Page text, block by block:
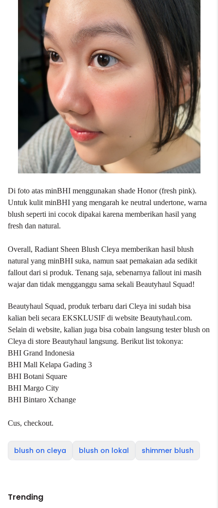
Di foto atas minBHI menggunakan shade Honor (fresh pink).
Untuk kulit minBHI yang mengarah ke neutral undertone, warna
blush seperti ini cocok dipakai karena memberikan hasil yang
fresh dan natural.
Overall, Radiant Sheen Blush Cleya memberikan hasil blush
natural yang minBHI suka, namun saat pemakaian ada sedikit
fallout dari si produk. Tenang saja, sebenarnya fallout ini masih
wajar dan tidak mengganggu sama sekali Beautyhaul Squad!
Beautyhaul Squad, produk terbaru dari Cleya ini sudah bisa
kalian beli secara EKSKLUSIF di website Beautyhaul.com.
Selain di website, kalian juga bisa cobain langsung tester blush on
Cleya di store Beautyhaul langsung. Berikut list tokonya:
BHI Grand Indonesia
BHI Mall Kelapa Gading 3
BHI Botani Square
BHI Margo City
BHI Bintaro Xchange
Cus, checkout.
blush on cleya blush on lokal shimmer blush
Trending